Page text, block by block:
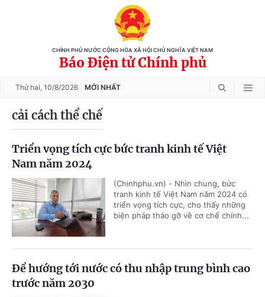
CHÍNH PHỦ NƯỚC CỘNG HÒA XÃ HỘI CHỦ NGHĨA VIỆT NAM
Báo Điện tử Chính phủ
Thứ hai, 10/8/2026 MỚI NHẤT
cải cách thể chế
Triển vọng tích cực bức tranh kinh tế Việt
Nam năm 2024
(Chinhphu.vn) - Nhìn chung, bức
tranh kinh tế Việt Nam năm 2024 có
triển vọng tích cực, cho thấy những
biện pháp tháo gỡ về cơ chế chính...
Để hướng tới nước có thu nhập trung bình cao
trước năm 2030